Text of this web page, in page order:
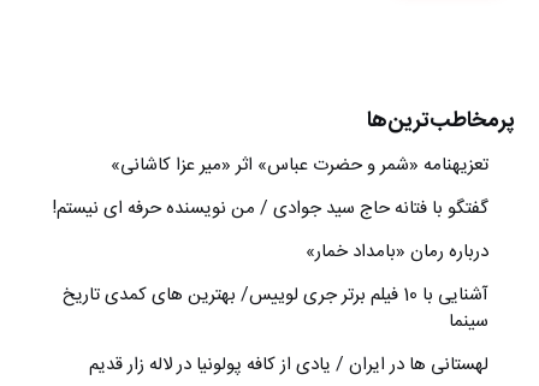
پرمخاطب‌ترین‌ها
تعزیه‎نامه‏ «شمر و حضرت عباس» اثر «میر عزا کاشانی»
گفتگو با فتانه حاج سید جوادی / من نویسنده حرفه ای نیستم!
درباره رمان «بامداد خمار»
آشنایی با 10 فیلم برتر جری لوییس/ بهترین های کمدی تاریخ
سینما
لهستانی ها در ایران / یادی از کافه پولونیا در لاله زار قدیم